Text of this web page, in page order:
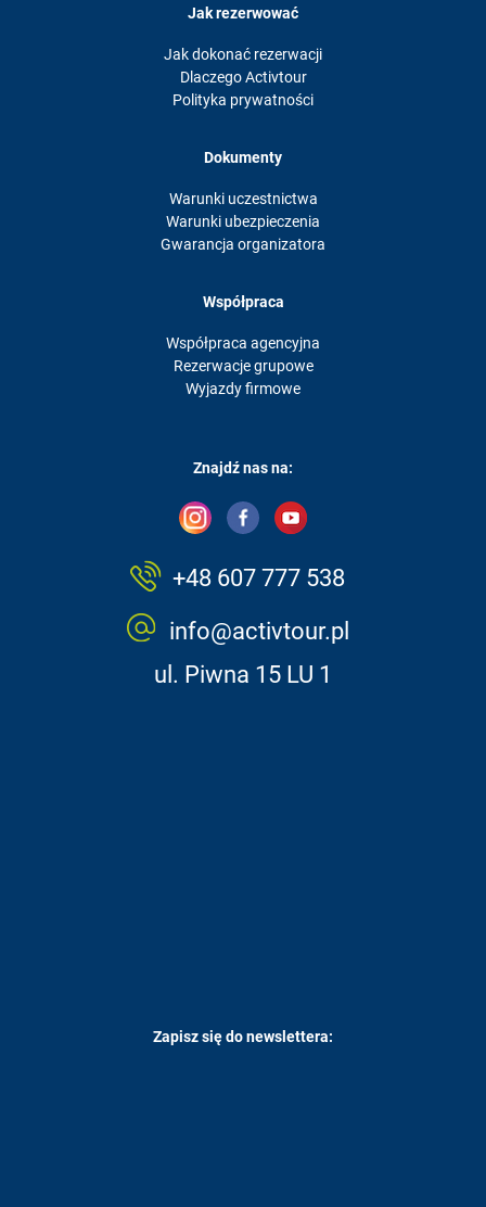
Jak rezerwować
Jak dokonać rezerwacji
Dlaczego Activtour
Polityka prywatności
Dokumenty
Warunki uczestnictwa
Warunki ubezpieczenia
Gwarancja organizatora
Współpraca
Współpraca agencyjna
Rezerwacje grupowe
Wyjazdy firmowe
Znajdź nas na:
+48 607 777 538
info@activtour.pl
ul. Piwna 15 LU 1
Zapisz się do newslettera: